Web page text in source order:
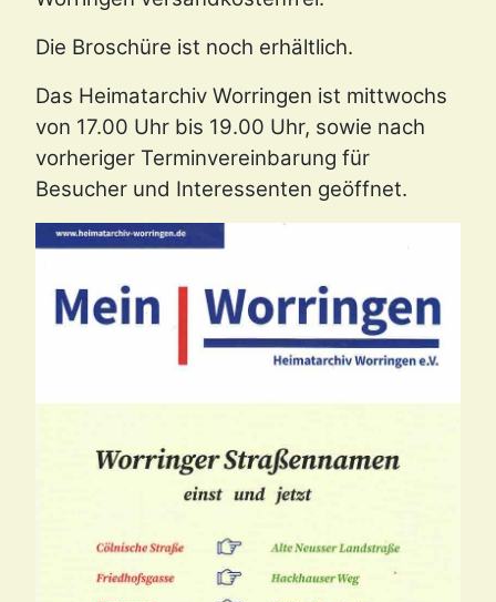
Die Broschüre ist noch erhältlich.
Das Heimatarchiv Worringen ist mittwochs
von 17.00 Uhr bis 19.00 Uhr, sowie nach
vorheriger Terminvereinbarung für
Besucher und Interessenten geöffnet.